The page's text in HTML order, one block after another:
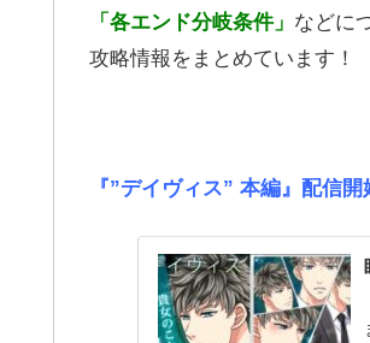
「各エンド分岐条件」 などに
攻略情報をまとめています！
『”デイヴィス” 本編』配信開